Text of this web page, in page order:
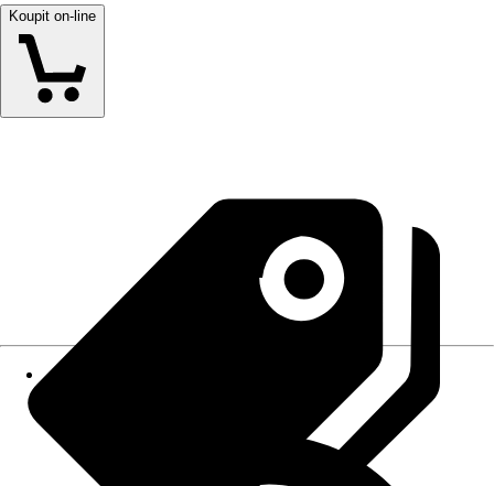
Koupit on-line